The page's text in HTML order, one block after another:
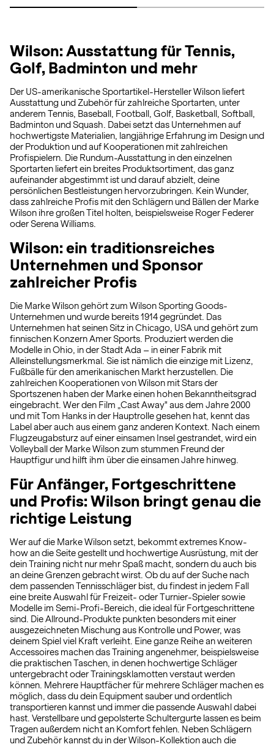
Wilson: Ausstattung für Tennis,
Golf, Badminton und mehr
Der US-amerikanische Sportartikel-Hersteller Wilson liefert
Ausstattung und Zubehör für zahlreiche Sportarten, unter
anderem Tennis, Baseball, Football, Golf, Basketball, Softball,
Badminton und Squash. Dabei setzt das Unternehmen auf
hochwertigste Materialien, langjährige Erfahrung im Design und
der Produktion und auf Kooperationen mit zahlreichen
Profispielern. Die Rundum-Ausstattung in den einzelnen
Sportarten liefert ein breites Produktsortiment, das ganz
aufeinander abgestimmt ist und darauf abzielt, deine
persönlichen Bestleistungen hervorzubringen. Kein Wunder,
dass zahlreiche Profis mit den Schlägern und Bällen der Marke
Wilson ihre großen Titel holten, beispielsweise Roger Federer
oder Serena Williams.
Wilson: ein traditionsreiches
Unternehmen und Sponsor
zahlreicher Profis
Die Marke Wilson gehört zum Wilson Sporting Goods-
Unternehmen und wurde bereits 1914 gegründet. Das
Unternehmen hat seinen Sitz in Chicago, USA und gehört zum
finnischen Konzern Amer Sports. Produziert werden die
Modelle in Ohio, in der Stadt Ada – in einer Fabrik mit
Alleinstellungsmerkmal. Sie ist nämlich die einzige mit Lizenz,
Fußbälle für den amerikanischen Markt herzustellen. Die
zahlreichen Kooperationen von Wilson mit Stars der
Sportszenen haben der Marke einen hohen Bekanntheitsgrad
eingebracht. Wer den Film „Cast Away" aus dem Jahre 2000
und mit Tom Hanks in der Hauptrolle gesehen hat, kennt das
Label aber auch aus einem ganz anderen Kontext. Nach einem
Flugzeugabsturz auf einer einsamen Insel gestrandet, wird ein
Volleyball der Marke Wilson zum stummen Freund der
Hauptfigur und hilft ihm über die einsamen Jahre hinweg.
Für Anfänger, Fortgeschrittene
und Profis: Wilson bringt genau die
richtige Leistung
Wer auf die Marke Wilson setzt, bekommt extremes Know-
how an die Seite gestellt und hochwertige Ausrüstung, mit der
dein Training nicht nur mehr Spaß macht, sondern du auch bis
an deine Grenzen gebracht wirst. Ob du auf der Suche nach
dem passenden Tennisschläger bist, du findest in jedem Fall
eine breite Auswahl für Freizeit- oder Turnier-Spieler sowie
Modelle im Semi-Profi-Bereich, die ideal für Fortgeschrittene
sind. Die Allround-Produkte punkten besonders mit einer
ausgezeichneten Mischung aus Kontrolle und Power, was
deinem Spiel viel Kraft verleiht. Eine ganze Reihe an weiteren
Accessoires machen das Training angenehmer, beispielsweise
die praktischen Taschen, in denen hochwertige Schläger
untergebracht oder Trainingsklamotten verstaut werden
können. Mehrere Hauptfächer für mehrere Schläger machen es
möglich, dass du dein Equipment sauber und ordentlich
transportieren kannst und immer die passende Auswahl dabei
hast. Verstellbare und gepolsterte Schultergurte lassen es beim
Tragen außerdem nicht an Komfort fehlen. Neben Schlägern
und Zubehör kannst du in der Wilson-Kollektion auch die